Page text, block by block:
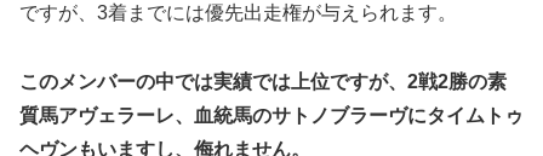
ですが、3着までには優先出走権が与えられます。
このメンバーの中では実績では上位ですが、2戦2勝の素
質馬アヴェラーレ、血統馬のサトノブラーヴにタイムトゥ
ヘヴンもいますし、侮れません。